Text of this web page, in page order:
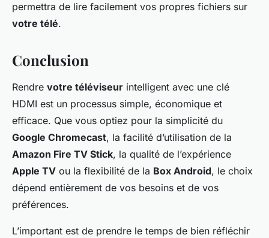
permettra de lire facilement vos propres fichiers sur
votre télé.
Conclusion
Rendre votre téléviseur intelligent avec une clé
HDMI est un processus simple, économique et
efficace. Que vous optiez pour la simplicité du
Google Chromecast, la facilité d’utilisation de la
Amazon Fire TV Stick, la qualité de l’expérience
Apple TV ou la flexibilité de la Box Android, le choix
dépend entièrement de vos besoins et de vos
préférences.
L’important est de prendre le temps de bien réfléchir